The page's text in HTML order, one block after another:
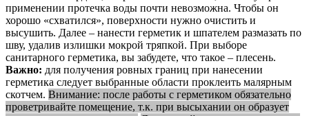
применении протечка воды почти невозможна. Чтобы он
хорошо «схватился», поверхности нужно очистить и
высушить. Далее – нанести герметик и шпателем размазать по
шву, удалив излишки мокрой тряпкой. При выборе
санитарного герметика, вы забудете, что такое – плесень.
Важно: для получения ровных границ при нанесении
герметика следует выбранные области проклеить малярным
скотчем. Внимание: после работы с герметиком обязательно
проветривайте помещение, т.к. при высыхании он образует